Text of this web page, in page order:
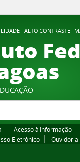
ALTO CONTRASTE
Acesso à Informação
Eletrônico
Ouvidoria